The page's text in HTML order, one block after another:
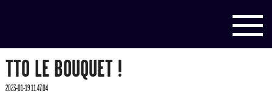
TTO LE BOUQUET !
2023-01-19 11:47:04